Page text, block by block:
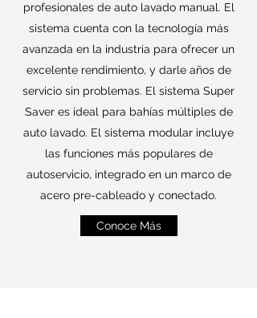
profesionales de auto lavado manual. El
sistema cuenta con la tecnología más
avanzada en la industria para ofrecer un
excelente rendimiento, y darle años de
servicio sin problemas. El sistema Super
Saver es ideal para bahías múltiples de
auto lavado. El sistema modular incluye
las funciones más populares de
autoservicio, integrado en un marco de
acero pre-cableado y conectado.
Conoce Más